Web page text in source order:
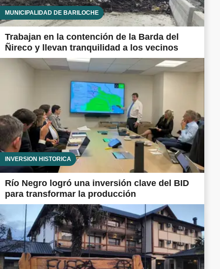
MUNICIPALIDAD DE BARILOCHE
Trabajan en la contención de la Barda del
Ñireco y llevan tranquilidad a los vecinos
INVERSIÓN HISTÓRICA
Río Negro logró una inversión clave del BID
para transformar la producción